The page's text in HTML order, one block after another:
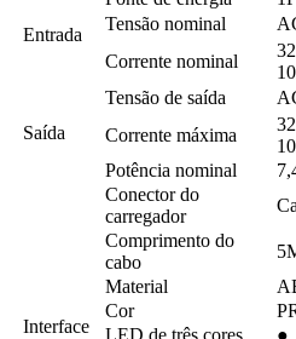
Entrada
Tensão nominal
Corrente nominal
Saída
Tensão de saída
Corrente máxima
Potência nominal
Interface
Conector do
carregador
Comprimento do
cabo
Material
Cor
LED de três cores
●